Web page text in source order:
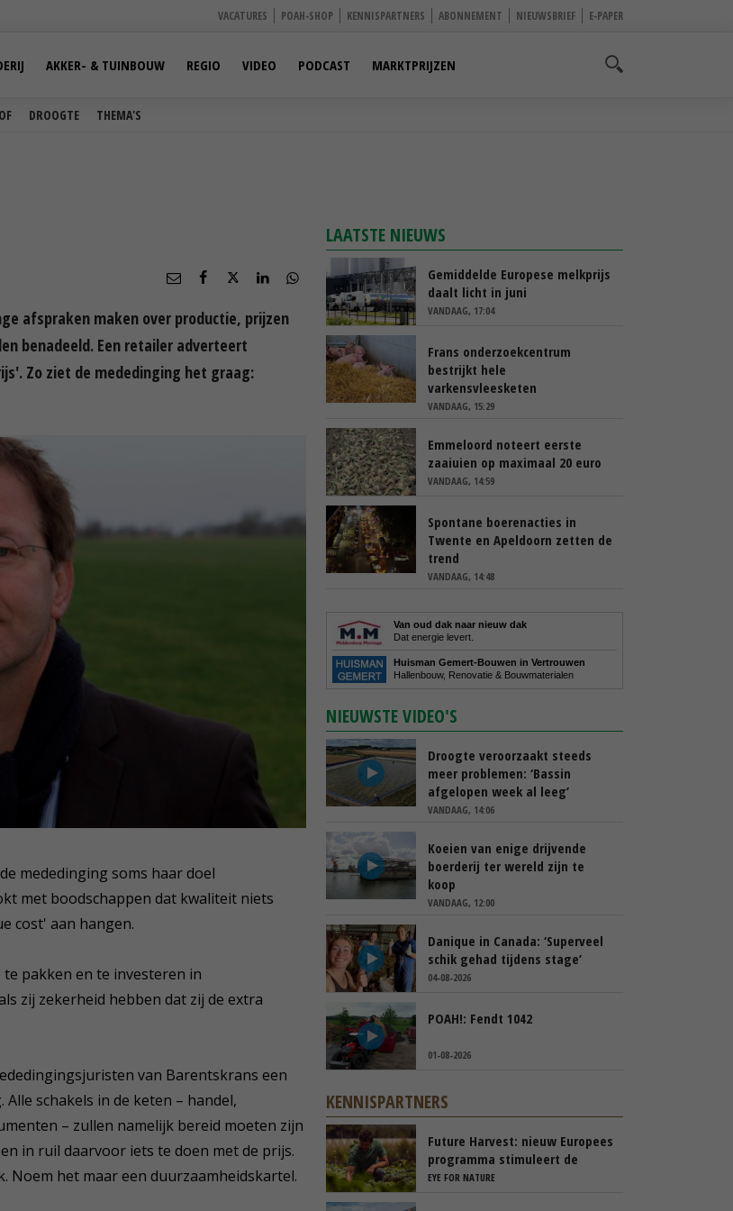
VACATURES POAH-SHOP KENNISPARTNERS ABONNEMENT NIEUWSBRIEF E-PAPER
DROOGTE THEMA'S
AKKER- & TUINBOUW REGIO VIDEO PODCAST MARKTPRIJZEN
afspraken maken over productie, prijzen
benadeeld. Een retailer adverteert
Zo ziet de mededinging het graag:
mededinging soms haar doel
met boodschappen dat kwaliteit niets
cost' aan hangen.
pakken en te investeren in
zij zekerheid hebben dat zij de extra
van Barentskrans een
schakels in de keten – handel,
– zullen namelijk bereid moeten zijn
in ruil daarvoor iets te doen met de prijs.
het maar een duurzaamheidskartel.
LAATSTE NIEUWS
Gemiddelde Europese melkprijs
daalt licht in juni
VANDAAG, 17:04
Frans onderzoekcentrum
bestrijkt hele
varkensvleesketen
VANDAAG, 15:29
Emmeloord noteert eerste
zaaiuien op maximaal 20 euro
VANDAAG, 14:59
Spontane boerenacties in
Twente en Apeldoorn zetten de
trend
VANDAAG, 14:48
Van oud dak naar nieuw dak
Dat energie levert.
Huisman Gemert-Bouwen in Vertrouwen
Hallenbouw, Renovatie & Bouwmaterialen
NIEUWSTE VIDEO'S
Droogte veroorzaakt steeds
meer problemen: ‘Bassin
afgelopen week al leeg’
VANDAAG, 14:06
Koeien van enige drijvende
boerderij ter wereld zijn te
koop
VANDAAG, 12:00
Danique in Canada: ‘Superveel
schik gehad tijdens stage’
04-08-2026
POAH!: Fendt 1042
01-08-2026
KENNISPARTNERS
Future Harvest: nieuw Europees
programma stimuleert de
nieuwe generatie boeren in
EYE FOR NATURE